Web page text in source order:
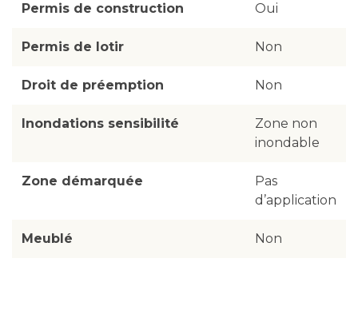
Permis de construction Oui
Permis de lotir Non
Droit de préemption Non
Inondations sensibilité
Zone non
inondable
Zone démarquée
Pas
d’application
Meublé Non